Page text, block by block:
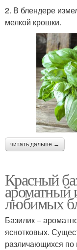
2. В блендере
мелкой крошки.
читать дальше →
Красный
ароматный
любимых
Базилик –
яснотковых.
различающихся по